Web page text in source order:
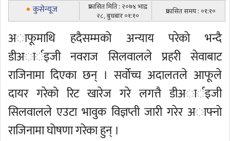
कुसेन्यूज
प्रकासित मिति : २०७४ भाद्र
२८, बुधबार ०१:१०
प्रकासित समय : ०१:१०
अाफूमाथि हदैसम्मकाे अन्याय परेकाे भन्दै
डीअार्इजी नवराज सिलवालले प्रहरी सेवाबाट
राजिनामा दिएका छन् । सर्वोच्च अदालतले आफूले
दायर गरेको रिट खारेज गरे लगत्तै डीअार्इजी
सिलवालले एउटा भावुक विज्ञप्ती जारी गरेर अाफ्नाे
राजिनामा घाेषणा गरेका हुन् ।